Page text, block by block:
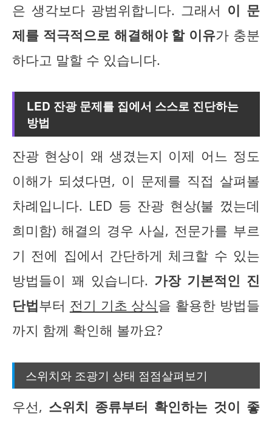
은 생각보다 광범위합니다. 그래서 이 문
제를 적극적으로 해결해야 할 이유가 충분
하다고 말할 수 있습니다.
LED 잔광 문제를 집에서 스스로 진단하는
방법
잔광 현상이 왜 생겼는지 이제 어느 정도
이해가 되셨다면, 이 문제를 직접 살펴볼
차례입니다. LED 등 잔광 현상(불 껐는데
희미함) 해결의 경우 사실, 전문가를 부르
기 전에 집에서 간단하게 체크할 수 있는
방법들이 꽤 있습니다. 가장 기본적인 진
단법부터 전기 기초 상식을 활용한 방법들
까지 함께 확인해 볼까요?
스위치와 조광기 상태 점점살펴보기
우선, 스위치 종류부터 확인하는 것이 좋